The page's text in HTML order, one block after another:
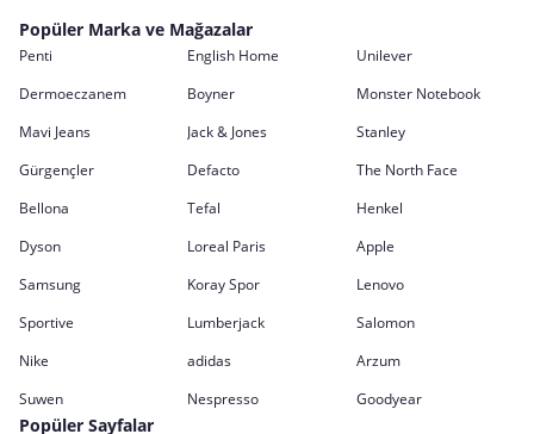
Popüler Marka ve Mağazalar
Penti English Home
Unilever
Dermoeczanem
Boyner
Monster Notebook
Mavi Jeans
Jack & Jones
Stanley
Gürgençler
Defacto
The North Face
Bellona
Tefal
Henkel
Dyson
Loreal Paris
Apple
Samsung
Koray Spor
Lenovo
Sportive
Lumberjack
Salomon
Nike
adidas
Arzum
Suwen
Nespresso Goodyear
Popüler Sayfalar